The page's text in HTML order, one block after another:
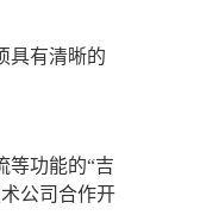
。
有清晰的
等功能的 “吉